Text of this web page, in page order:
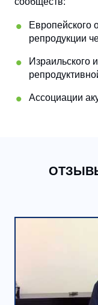
Европейского
репродукции
Израильского
Ассоциации